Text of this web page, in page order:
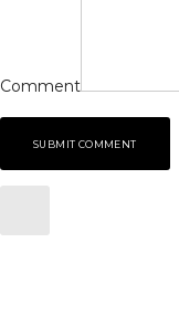
Comment
SUBMIT COMMENT